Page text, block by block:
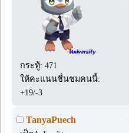
กระทู้: 471
ให้คะแนนชื่นชมคนนี้:
+19/-3
TanyaPuech